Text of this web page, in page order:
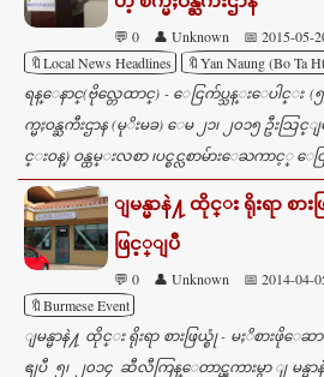
💬 0 👤 Unknown
📅 2015-05-
🔖Local News Headlines
🔖Yan Naung (Bo Ta
ရန္ေနာင္(ဗိုလ္တေထာင္) - ေငြက်ပ္သန္းေပါင္
က္မႈဝန္ႀကီးဌာန (မုိးမခ) ေမ ၂၁၊ ၂၀၁၅ ဦး
င္းဝန္) ဝန္ထမ္းလစာ ၊ပင္စင္လစာမ်ားေႀကာင့္ ေငြ
ျမန္မာနဲ႔ ထိုင္း ရိုးရာ စာ
ဖြင့္ျပီ
💬 0 👤 Unknown
📅 2014-04-
🔖Burmese Event
ျမန္မာနဲ႔ ထိုင္း ရိုးရာ စားဖြယ္စုံ - မႈိစားဖိုေ
ဧျပီ ၅၊ ၂၀၁၄ ဆီလီကြန္ေတာင္ၾကားမွာ ျမန္မာ